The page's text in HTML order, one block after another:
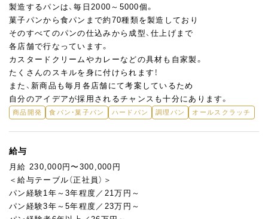
製造するパンは、毎日2000～5000個。
菓子パンから食パンまで約70種類を製造しており
そのすべてのパンの仕込みから成型、仕上げまで
各店舗で行なっています。
カスタードクリームやカレーなどの具材も自家製。
たくさんのスキルを身に付けられます！
また、新商品も毎月各店舗にて考案しているため
自分のアイデアが採用されるチャンスも十分にあります。
商品開発 食パン・菓子パン ハードパン 調理パン オールスクラッチ
給与
月給 230,000円〜300,000円
＜給与テーブル（正社員）＞
パン経験1年～3年程度／21万円～
パン経験3年～5年程度／23万円～